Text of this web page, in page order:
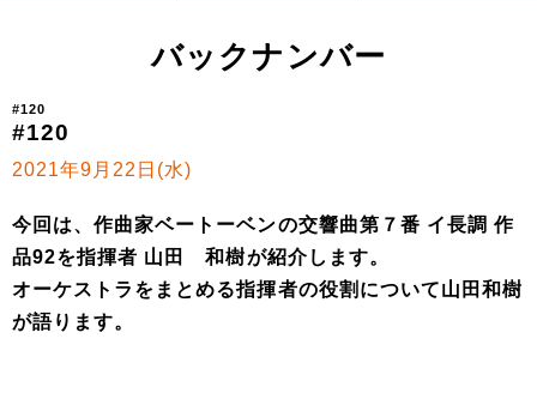
バックナンバー
#120
#120
2021年9月22日(水)
今回は、作曲家ベートーベンの交響曲第７番 イ長調 作
品92を指揮者 山田 和樹が紹介します。
オーケストラをまとめる指揮者の役割について山田和樹
が語ります。